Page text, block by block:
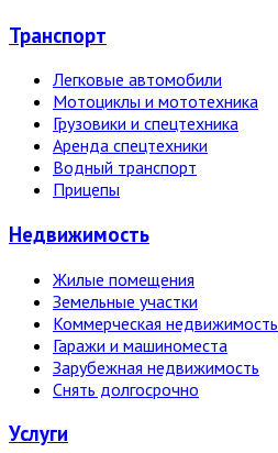
Транспорт
Легковые автомобили
Мотоциклы и мототехника
Грузовики и спецтехника
Аренда спецтехники
Водный транспорт
Прицепы
Недвижи­мость
Жилые помещения
Земельные участки
Коммерческая недвижимость
Гаражи и машиноместа
Зарубежная недвижимость
Снять долгосрочно
Услуги